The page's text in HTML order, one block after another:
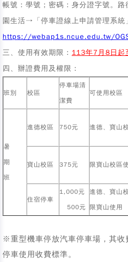
帳號：學號；密碼：身分證字號。
園生活→「停車證線上申請管理系統
https://webap1s.ncue.edu.tw/
三、使用有效期限： 113年7月8日起
四、辦證費用及權限：
班別 校區
停車場清
潔費
可使用校區
暑
期
班
進德校區 750元 進德、寶山
寶山校區 375元 限寶山校區
住宿停車
1,000元
500元
進德、寶山
限寶山使用
※重型機車停放汽車停車場，其收
停車使用收費標準。